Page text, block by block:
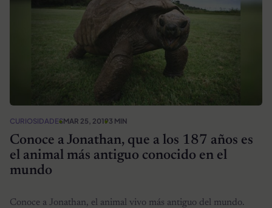
CURIOSIDADESMAR 25, 20193 MIN
Conoce a Jonathan, que a los 187 años es
el animal más antiguo conocido en el
mundo
Conoce a Jonathan, el animal vivo más antiguo del mundo.